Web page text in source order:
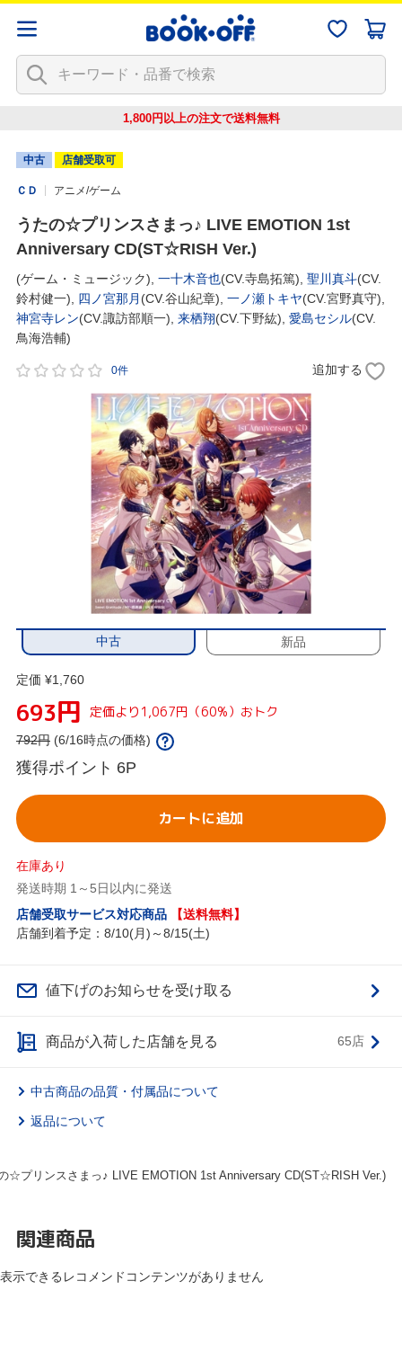
1,800円以上の注文で送料無料
中古 店舗受取可
ＣＤ アニメ/ゲーム
うたの☆プリンスさまっ♪ LIVE EMOTION 1st
Anniversary CD(ST☆RISH Ver.)
(ゲーム・ミュージック), 一十木音也(CV.寺島拓篤), 聖川真斗(CV.
鈴村健一),
四ノ宮那月 (CV.谷山紀章), 一ノ瀬トキヤ(CV.宮野真守),
神宮寺レン(CV.諏訪部順一), 来栖翔(CV.下野紘), 愛島セシル(CV.
鳥海浩輔)
0件 追加する
中古 新品
定価 ¥1,760
693円 定価より1,067円（60%）おトク
792円 (6/16時点の価格)
獲得ポイント 6P
カートに追加
在庫あり
発送時期 1～5日以内に発送
店舗受取サービス対応商品
【送料無料】
店舗到着予定：8/10(月)～8/15(土)
値下げのお知らせを受け取る
商品が入荷した店舗を見る 65店
中古商品の品質・付属品について
返品について
☆プリンスさまっ♪ LIVE EMOTION 1st Anniversary CD(ST☆RISH Ver.)
関連商品
表示できるレコメンドコンテンツがありません